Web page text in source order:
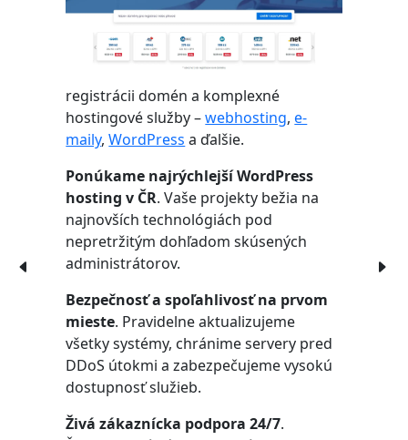
registrácii domén a komplexné
hostingové služby –webhosting,e-
maily,WordPress a ďalšie.
Ponúkame najrýchlejší WordPress
hosting v ČR. Vaše projekty bežia na
najnovších technológiách pod
nepretržitým dohľadom skúsených
administrátorov.
Bezpečnosť a spoľahlivosť na prvom
mieste. Pravidelne aktualizujeme
všetky systémy, chránime servery pred
DDoS útokmi a zabezpečujeme vysokú
dostupnosť služieb.
Živá zákaznícka podpora 24/7.